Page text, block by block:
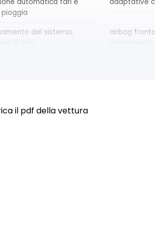
pioggia
del sistema,
airbag
il pdf della vettura